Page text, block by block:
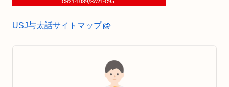
USJ与太話サイトマップ